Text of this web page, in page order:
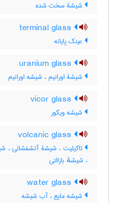
شیشۀ سخت شده
عینک پایانه
شیشۀ اورانیم ، شیشه اورانیم
شیشه ویکور
تاکیلیت ، شیشۀ آتشفشانی ،
، شیشهٔ بازالتی
شیشه مایع ، آب شیشه